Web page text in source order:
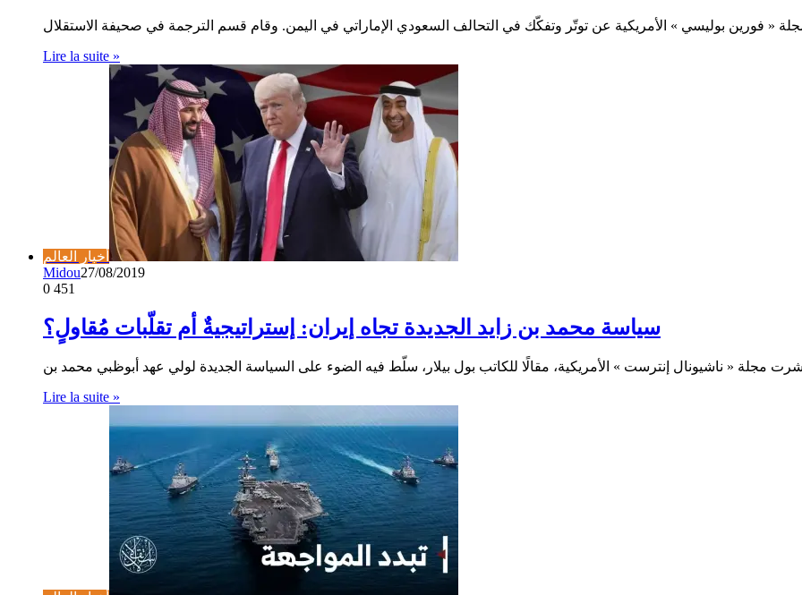
Lire la suite »
أخبار العالم
Midou27/08/2019
0 451
سياسة محمد بن زايد الجديدة تجاه إيران: إستراتيجيةٌ أم تقلّبات مُقاولٍ؟
Lire la suite »